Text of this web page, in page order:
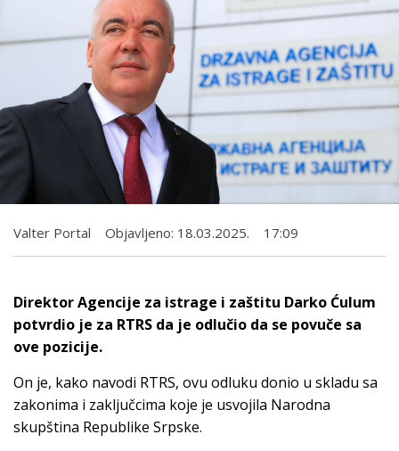
Valter Portal Objavljeno: 18.03.2025. 17:09
Direktor Agencije za istrage i zaštitu Darko Ćulum
potvrdio je za RTRS da je odlučio da se povuče sa
ove pozicije.
On je, kako navodi RTRS, ovu odluku donio u skladu sa
zakonima i zaključcima koje je usvojila Narodna
skupština Republike Srpske.